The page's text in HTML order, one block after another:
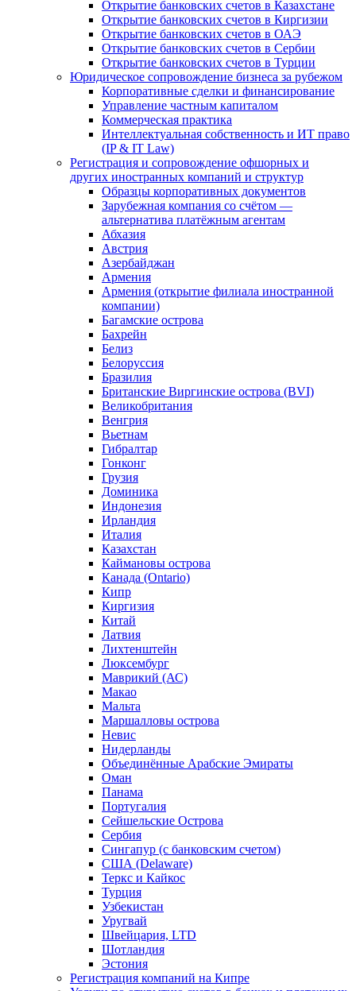
Открытие банковских счетов в Казахстане
Открытие банковских счетов в Киргизии
Открытие банковских счетов в ОАЭ
Открытие банковских счетов в Сербии
Открытие банковских счетов в Турции
Юридическое сопровождение бизнеса за рубежом
Корпоративные сделки и финансирование
Управление частным капиталом
Коммерческая практика
Интеллектуальная собственность и ИТ право
(IP & IT Law)
Регистрация и сопровождение офшорных и
других иностранных компаний и структур
Образцы корпоративных документов
Зарубежная компания со счётом —
альтернатива платёжным агентам
Абхазия
Австрия
Азербайджан
Армения
Армения (открытие филиала иностранной
компании)
Багамские острова
Бахрейн
Белиз
Белоруссия
Бразилия
Британские Виргинские острова (BVI)
Великобритания
Венгрия
Вьетнам
Гибралтар
Гонконг
Грузия
Доминика
Индонезия
Ирландия
Италия
Казахстан
Каймановы острова
Канада (Ontario)
Кипр
Киргизия
Китай
Латвия
Лихтенштейн
Люксембург
Маврикий (АС)
Макао
Мальта
Маршалловы острова
Нeвис
Нидерланды
Объединённые Арабские Эмираты
Оман
Панама
Португалия
Сейшельские Острова
Сербия
Сингапур (c банковским счетом)
США (Delaware)
Теркс и Кайкос
Турция
Узбекистан
Уругвай
Швейцария, LTD
Шотландия
Эстония
Регистрация компаний на Кипре